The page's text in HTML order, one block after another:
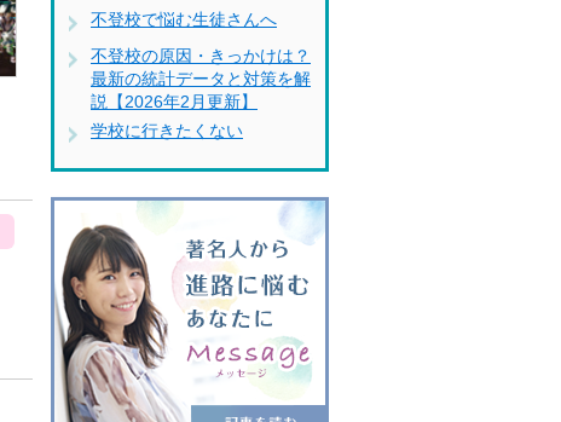
不登校で悩む生徒さんへ
不登校の原因・きっかけは？
最新の統計データと対策を解
説【2026年2月更新】
学校に行きたくない